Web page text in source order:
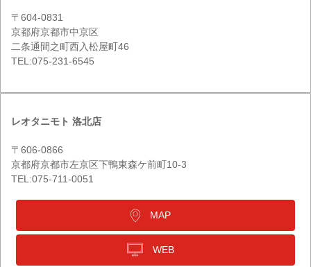
〒604-0831
京都府京都市中京区
二条通間之町西入松屋町46
TEL:075-231-6545
レオタニモト 洛北店
〒606-0866
京都府京都市左京区下鴨東森ケ前町10-3
TEL:075-711-0051
MAP
WEB